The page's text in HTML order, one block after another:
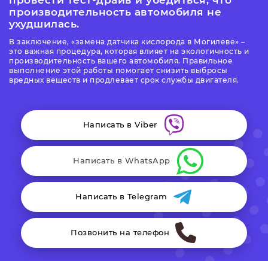
производительность автомобиля не
ухудшилась.
В заключение, замена датчика кислорода в Могилеве
–
это важная процедура, которая влияет на экологичность и
производительность вашего автомобиля. Правильное
выполнение этой работы помогает снизить выбросы
вредных веществ и продлевает срок службы двигателя.
Написать в Viber
Написать в WhatsApp
Написать в Telegram
Позвонить на телефон